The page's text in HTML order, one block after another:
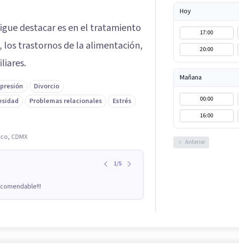
destacar es en el tratamiento
trastornos de la alimentación,
Divorcio
Problemas relacionales
Estrés
CDMX
1/5
Hoy
17:00
20:00
Mañana
00:00
16:00
Anterior